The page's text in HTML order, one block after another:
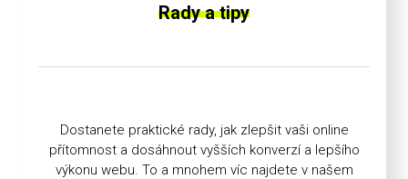
Rady a tipy
Dostanete praktické rady, jak zlepšit vaši online
přítomnost a dosáhnout vyšších konverzí a lepšího
výkonu webu. To a mnohem víc najdete v našem